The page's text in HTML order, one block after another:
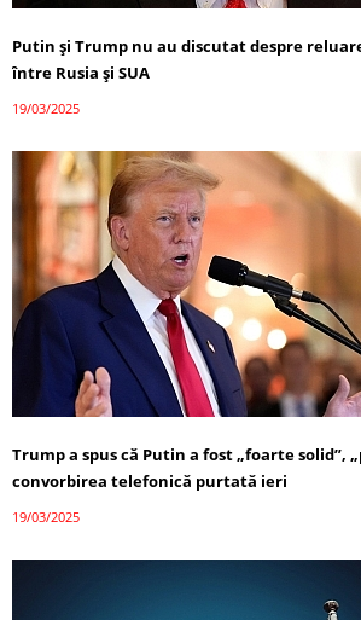
Putin și Trump nu au discutat despre
între Rusia și SUA
19/03/2025
Trump a spus că Putin a fost „foarte solid”,
convorbirea telefonică purtată ieri
19/03/2025